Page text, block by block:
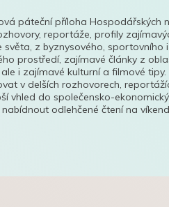
páteční příloha Hospodářských
reportáže, profily
světa, z byznysového, sportovního
prostředí, zajímavé články z
i zajímavé kulturní a filmové
v delších rozhovorech,
vhled do společensko-
odlehčené čtení na